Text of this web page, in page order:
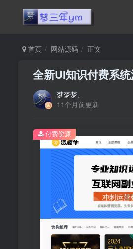
首页 网站源码 正文
全新UI知识付费系
梦梦梦、
11个月前更新
付费资源